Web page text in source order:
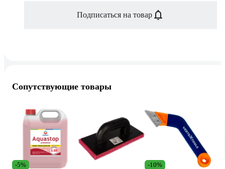
Подписаться на товар
Сопутствующие товары
-5% -10%